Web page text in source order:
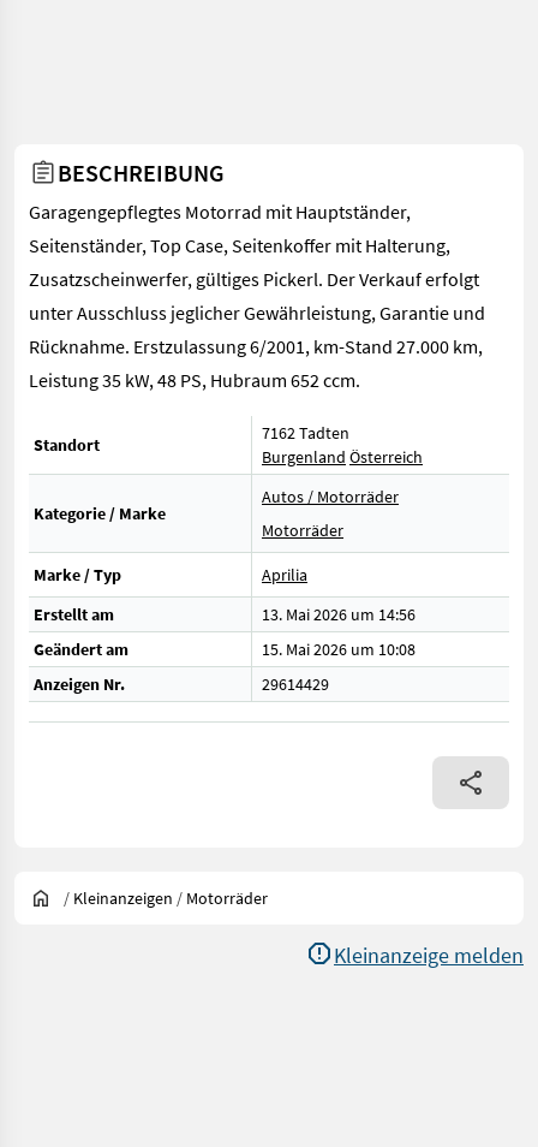
BESCHREIBUNG
Garagengepflegtes Motorrad mit Hauptständer,
Seitenständer, Top Case, Seitenkoffer mit Halterung,
Zusatzscheinwerfer, gültiges Pickerl. Der Verkauf erfolgt
unter Ausschluss jeglicher Gewährleistung, Garantie und
Rücknahme. Erstzulassung 6/2001, km-Stand 27.000 km,
Leistung 35 kW, 48 PS, Hubraum 652 ccm.
Standort
7162 Tadten
Burgenland Österreich
Kategorie / Marke
Autos / Motorräder
Motorräder
Marke / Typ
Aprilia
Erstellt am
13. Mai 2026 um 14:56
Geändert am
15. Mai 2026 um 10:08
Anzeigen Nr.
29614429
/ Kleinanzeigen / Motorräder
Kleinanzeige melden